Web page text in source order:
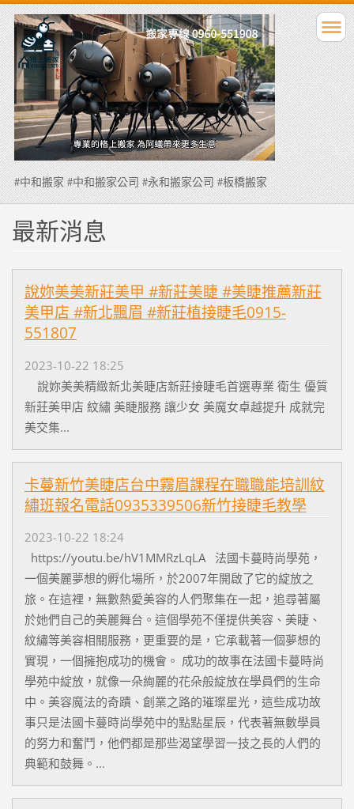
#中和搬家 #中和搬家公司 #永和搬家公司 #板橋搬家
最新消息
說妳美美新莊美甲 #新莊美睫 #美睫推薦新莊
美甲店 #新北飄眉 #新莊植接睫毛0915-
551807
2023-10-22 18:25
說妳美美精緻新北美睫店新莊接睫毛首選專業 衛生 優質
新莊美甲店 紋繡 美睫服務 讓少女 美魔女卓越提升 成就完
美交集...
卡蔓新竹美睫店台中霧眉課程在職職能培訓紋
繡班報名電話0935339506新竹接睫毛教學
2023-10-22 18:24
https://youtu.be/hV1MMRzLqLA 法國卡蔓時尚學苑，
一個美麗夢想的孵化場所，於2007年開啟了它的綻放之
旅。在這裡，無數熱愛美容的人們聚集在一起，追尋著屬
於她們自己的美麗舞台。這個學苑不僅提供美容、美睫、
紋繡等美容相關服務，更重要的是，它承載著一個夢想的
實現，一個擁抱成功的機會。 成功的故事在法國卡蔓時尚
學苑中綻放，就像一朵絢麗的花朵般綻放在學員們的生命
中。美容魔法的奇蹟、創業之路的璀璨星光，這些成功故
事只是法國卡蔓時尚學苑中的點點星辰，代表著無數學員
的努力和奮鬥，他們都是那些渴望學習一技之長的人們的
典範和鼓舞。...